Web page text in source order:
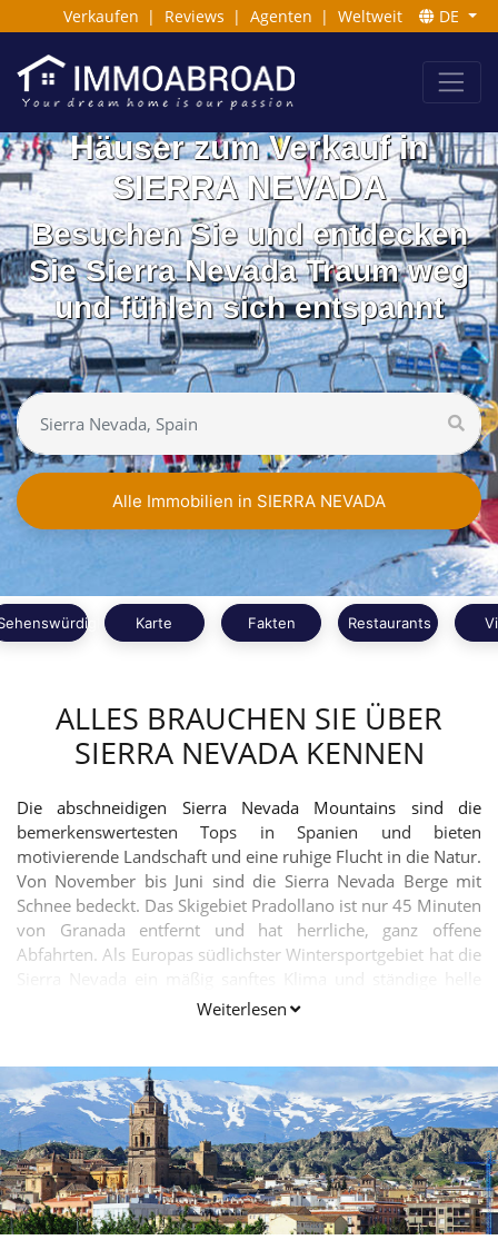
Verkaufen | Reviews | Agenten | Weltweit DE
Häuser zum Verkauf in
SIERRA NEVADA
Besuchen Sie und entdecken
Sie Sierra Nevada Traum weg
und fühlen sich entspannt
Alle Immobilien in SIERRA NEVADA
Karte Fakten Restaurants
ALLES BRAUCHEN SIE ÜBER
SIERRA NEVADA KENNEN
Die abschneidigen Sierra Nevada Mountains sind die
bemerkenswertesten Tops in Spanien und bieten
motivierende Landschaft und eine ruhige Flucht in die Natur.
Von November bis Juni sind die Sierra Nevada Berge mit
Schnee bedeckt. Das Skigebiet Pradollano ist nur 45 Minuten
von Granada entfernt und hat herrliche, ganz offene
Abfahrten. Als Europas südlichster Wintersportgebiet hat die
Sierra Nevada ein mäßig sanftes Klima und ständige helle
Tage mit herrlichem blauen Himmel.
Weiterlesen